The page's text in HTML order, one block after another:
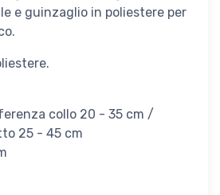
e guinzaglio in poliestere per
collo 20 - 35 cm /
25 - 45 cm